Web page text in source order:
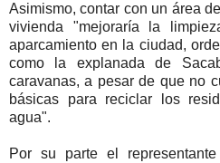
Asimismo, contar con un área
vivienda "mejoraría la
aparcamiento en la ciudad,
como la explanada de
caravanas, a pesar de que no
básicas para reciclar los
agua".
Por su parte el